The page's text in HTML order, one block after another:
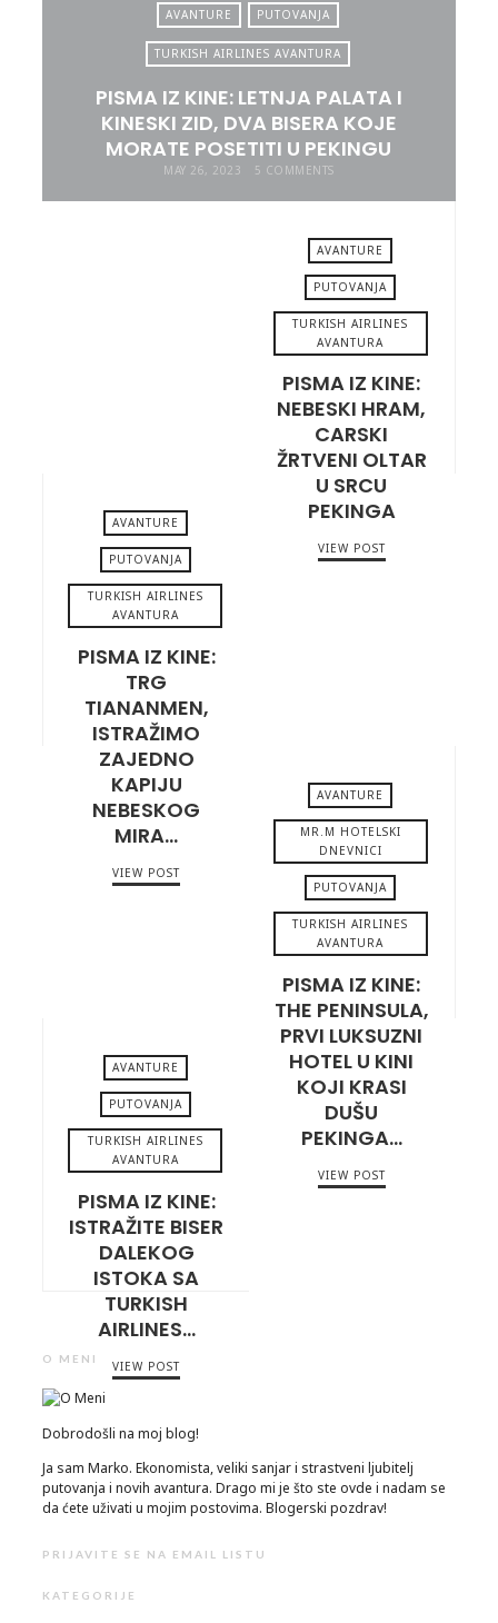
AVANTURE PUTOVANJA
TURKISH AIRLINES AVANTURA
PISMA IZ KINE: LETNJA PALATA I
KINESKI ZID, DVA BISERA KOJE
MORATE POSETITI U PEKINGU
MAY 26, 2023 5 COMMENTS
AVANTURE
PUTOVANJA
TURKISH AIRLINES
AVANTURA
PISMA IZ KINE:
NEBESKI HRAM,
CARSKI
ŽRTVENI OLTAR
U SRCU
PEKINGA
VIEW POST
AVANTURE
PUTOVANJA
TURKISH AIRLINES
AVANTURA
PISMA IZ KINE:
TRG
TIANANMEN,
ISTRAŽIMO
ZAJEDNO
KAPIJU
NEBESKOG
MIRA…
VIEW POST
MAY 9, 2023
AVANTURE
MR.M HOTELSKI
DNEVNICI
PUTOVANJA
TURKISH AIRLINES
AVANTURA
PISMA IZ KINE:
THE PENINSULA,
PRVI LUKSUZNI
HOTEL U KINI
KOJI KRASI
DUŠU
PEKINGA…
VIEW POST
AVANTURE
PUTOVANJA
TURKISH AIRLINES
AVANTURA
PISMA IZ KINE:
ISTRAŽITE BISER
DALEKOG
ISTOKA SA
TURKISH
AIRLINES…
VIEW POST
O MENI
Dobrodošli na moj blog!
Ja sam Marko. Ekonomista, veliki sanjar i strastveni ljubitelj
putovanja i novih avantura. Drago mi je što ste ovde i nadam se
da ćete uživati u mojim postovima. Blogerski pozdrav!
PRIJAVITE SE NA EMAIL LISTU
KATEGORIJE